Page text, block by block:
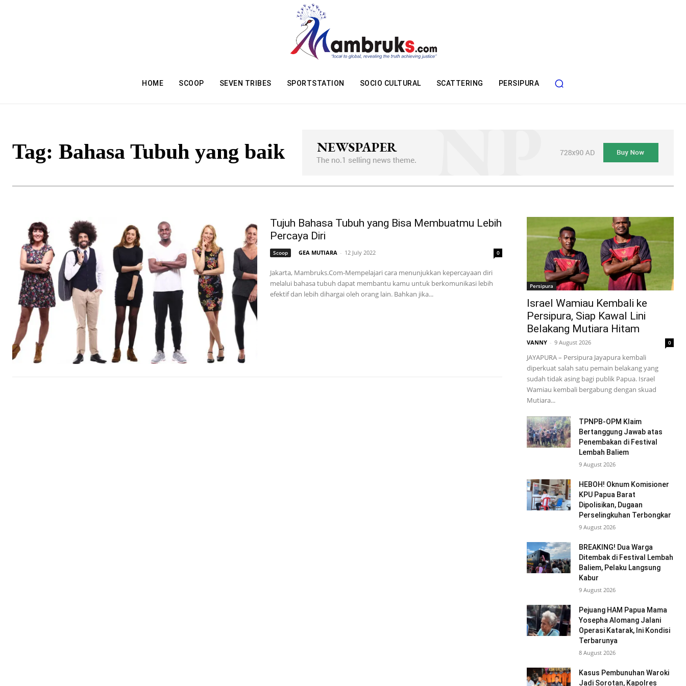
HOME SCOOP SEVEN TRIBES SPORTSTATION SOCIO CULTURAL SCATTERING PERSIPURA
Tag: Bahasa Tubuh yang baik
Tujuh Bahasa Tubuh yang Bisa Membuatmu Lebih
Percaya Diri
Scoop GEA MUTIARA - 12 July 2022 0
Jakarta, Mambruks.Com-Mempelajari cara menunjukkan kepercayaan diri
melalui bahasa tubuh dapat membantu kamu untuk berkomunikasi lebih
efektif dan lebih dihargai oleh orang lain. Bahkan jika...
Persipura
Israel Wamiau Kembali ke
Persipura, Siap Kawal Lini
Belakang Mutiara Hitam
VANNY - 9 August 2026 0
JAYAPURA – Persipura Jayapura kembali
diperkuat salah satu pemain belakang yang
sudah tidak asing bagi publik Papua. Israel
Wamiau kembali bergabung dengan skuad
Mutiara...
TPNPB-OPM Klaim
Bertanggung Jawab atas
Penembakan di Festival
Lembah Baliem
9 August 2026
HEBOH! Oknum Komisioner
KPU Papua Barat
Dipolisikan, Dugaan
Perselingkuhan Terbongkar
9 August 2026
BREAKING! Dua Warga
Ditembak di Festival Lembah
Baliem, Pelaku Langsung
Kabur
9 August 2026
Pejuang HAM Papua Mama
Yosepha Alomang Jalani
Operasi Katarak, Ini Kondisi
Terbarunya
8 August 2026
Kasus Pembunuhan Waroki
Jadi Sorotan, Kapolres